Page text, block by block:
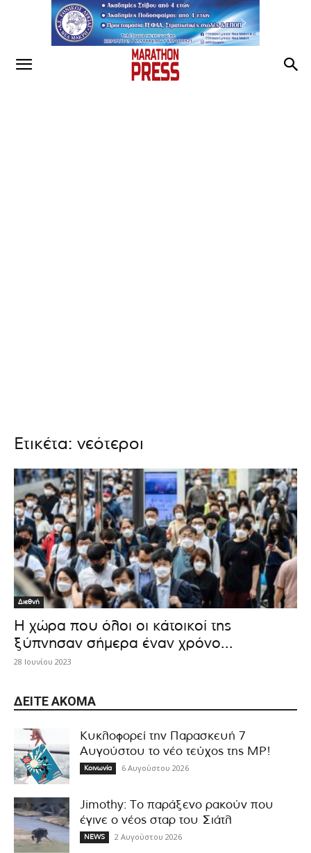
Ετικέτα: νεότεροι
Διεθνή
Η χώρα που όλοι οι κάτοικοί της
ξύπνησαν σήμερα έναν χρόνο...
28 Ιουνίου 2023
ΔΕΊΤΕ ΑΚΌΜΑ
Κυκλοφορεί την Παρασκευή 7
Αυγούστου το νέο τεύχος της MP!
Κοινωνία 6 Αυγούστου 2026
Jimothy: Το παράξενο ρακούν που
έγινε ο νέος σταρ του Σιάτλ
NEWS 2 Αυγούστου 2026